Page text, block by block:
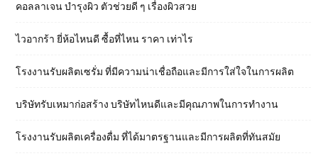
คอลลาเจน บำรุงผิว ตัวช่วยดี ๆ เรื่องผิวสวย
ไวอากร้า ยี่ห้อไหนดี ซื้อที่ไหน ราคา เท่าไร
โรงงานรับผลิตเซรั่ม ที่มีความน่าเชื่อถือและมีการใส่ใจในการผลิต
บริษัทรับเหมาก่อสร้าง บริษัทไหนดีและมีคุณภาพในการทำงาน
โรงงานรับผลิตเครื่องดื่ม ที่ได้มาตรฐานและมีการผลิตที่ทันสมัย